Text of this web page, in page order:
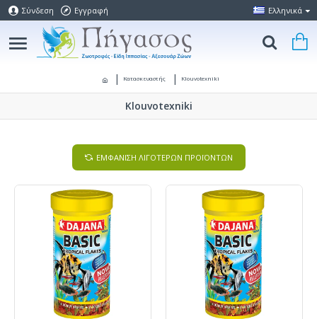
Σύνδεση Εγγραφή Ελληνικά
Κατασκευαστής Klouvotexniki
Klouvotexniki
ΕΜΦΑΝΙΣΗ ΛΙΓΟΤΕΡΩΝ ΠΡΟΪΟΝΤΩΝ